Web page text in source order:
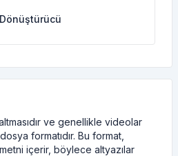
Dönüştürücü
ve genellikle videolar
formatıdır. Bu format,
içerir, böylece altyazılar